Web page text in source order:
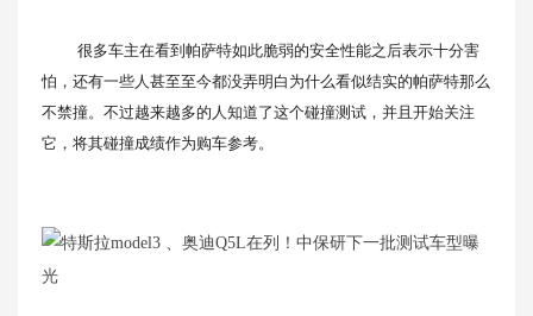
很多车主在看到帕萨特如此脆弱的安全性能之后表示十分害
怕，还有一些人甚至至今都没弄明白为什么看似结实的帕萨特那么
不禁撞。不过越来越多的人知道了这个碰撞测试，并且开始关注
它，将其碰撞成绩作为购车参考。